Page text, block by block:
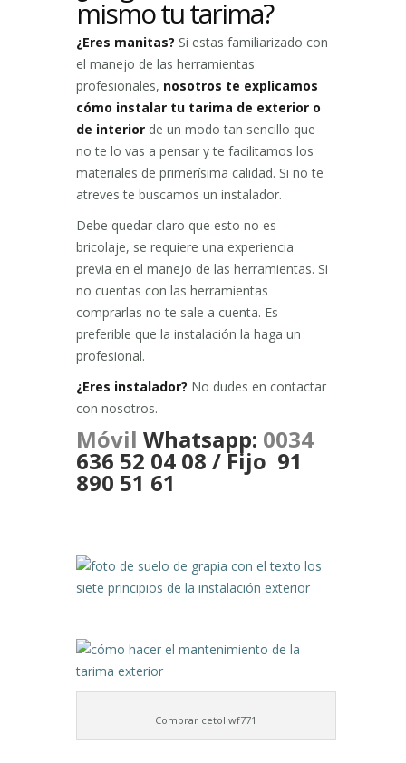
mismo tu tarima?
¿Eres manitas? Si estas familiarizado con
el manejo de las herramientas
profesionales, nosotros te explicamos
cómo instalar tu tarima de exterior o
de interior de un modo tan sencillo que
no te lo vas a pensar y te facilitamos los
materiales de primerísima calidad. Si no te
atreves te buscamos un instalador.
Debe quedar claro que esto no es
bricolaje, se requiere una experiencia
previa en el manejo de las herramientas. Si
no cuentas con las herramientas
comprarlas no te sale a cuenta. Es
preferible que la instalación la haga un
profesional.
¿Eres instalador? No dudes en contactar
con nosotros.
Móvil Whatsapp: 0034
636 52 04 08 / Fijo 91
890 51 61
Comprar cetol wf771